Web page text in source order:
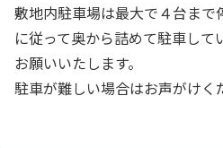
敷地内駐車場は最大で４台まで
に従って奥から詰めて駐車して
お願いいたします。
駐車が難しい場合はお声がけく